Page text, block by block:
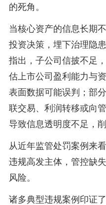
的死角。
当核心资产的信息长期
投资决策，埋下治理隐
指出，子公司信披不足
估上市公司盈利能力与
表面数据可能误判；部
联交易、利润转移或向
导致信息透明度不足，
从近年监管处罚案例来
违规高发主体，管控缺
风险。
诸多典型违规案例印证